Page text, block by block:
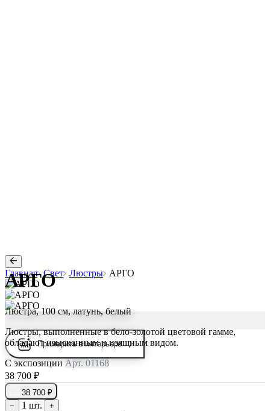
Главная Свет Люстры АРГО
Примерить в интерьере
АРГО
Люстра, 100 см, латунь, белый
Люстры, выполненные в бело-золотой цветовой гамме,
обладают изысканным и изящным видом.
С экспозиции Арт. 01168
38 700 ₽
38 700 ₽
−
1 шт. +